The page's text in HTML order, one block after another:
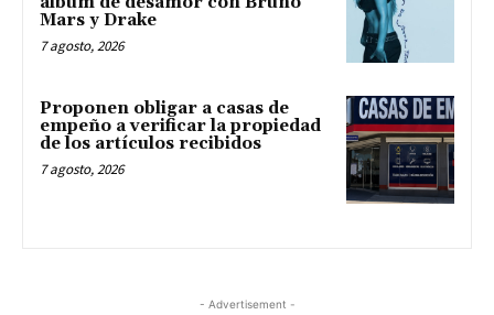
Mars y Drake
7 agosto, 2026
Proponen obligar a casas de
empeño a verificar la propiedad
de los artículos recibidos
7 agosto, 2026
- Advertisement -